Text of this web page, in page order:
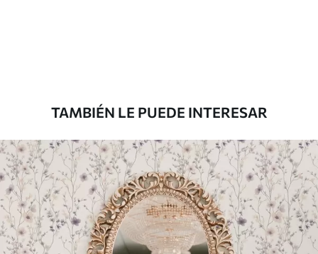
Premium
8.33$5 .00/sq ft
TAMBIÉN LE PUEDE INTERESAR